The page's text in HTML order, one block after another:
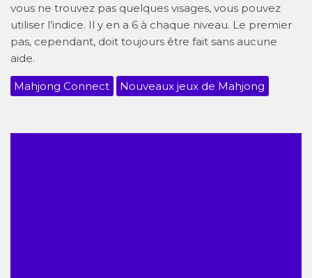
vous ne trouvez pas quelques visages, vous pouvez
utiliser l’indice. Il y en a 6 à chaque niveau. Le premier
pas, cependant, doit toujours être fait sans aucune
aide.
Mahjong Connect Nouveaux jeux de Mahjong